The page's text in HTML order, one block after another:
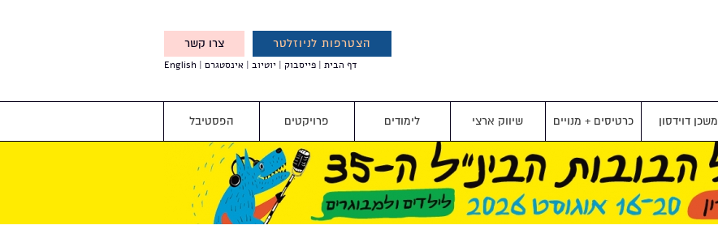
הצטרפות לניוזלטר צרו קשר
והטבות מיוחדות עבורך
דף הבית פייסבוק יוטיוב אינסטגרם English
משכן דוידסון כרטיסים + מנויים שיווק ארצי לימודים פרויקטים הפסטיבל